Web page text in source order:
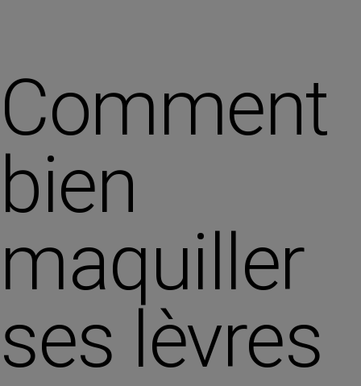
Comment
bien
maquiller
ses lèvres